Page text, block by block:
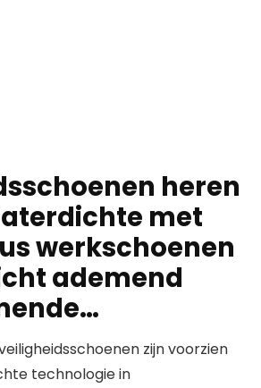
heren
met
werkschoenen
ademend
zijn voorzien
technologie in